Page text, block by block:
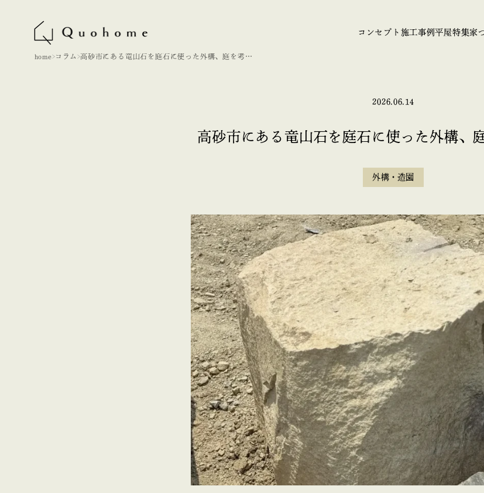
コンセプト 施工事例平屋特集家
home コラム 高砂市にある竜山石を庭石に使った外構、庭を考え
2026.06.14
高砂市にある竜山石を庭石に使った外構、
外構・造園